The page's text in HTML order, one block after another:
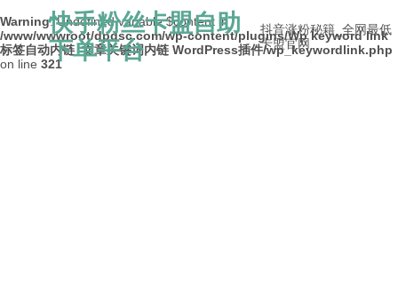
Warning: Undefined variable $content in
/www/wwwroot/dpdsc.com/wp-content/plugins/Wp keyword link
标签自动内链_文章关键词内链 WordPress插件/wp_keywordlink.php
on line 321
快手粉丝卡盟自助
下单平台
抖音涨粉秘籍_全网最低
卡盟官网